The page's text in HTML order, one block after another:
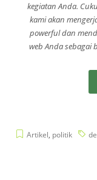
kegiatan Anda.
kami akan
powerful dan
web Anda sebagai
Artikel, politik